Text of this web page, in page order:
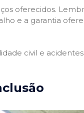
oferecidos.
e a garantia
civil e